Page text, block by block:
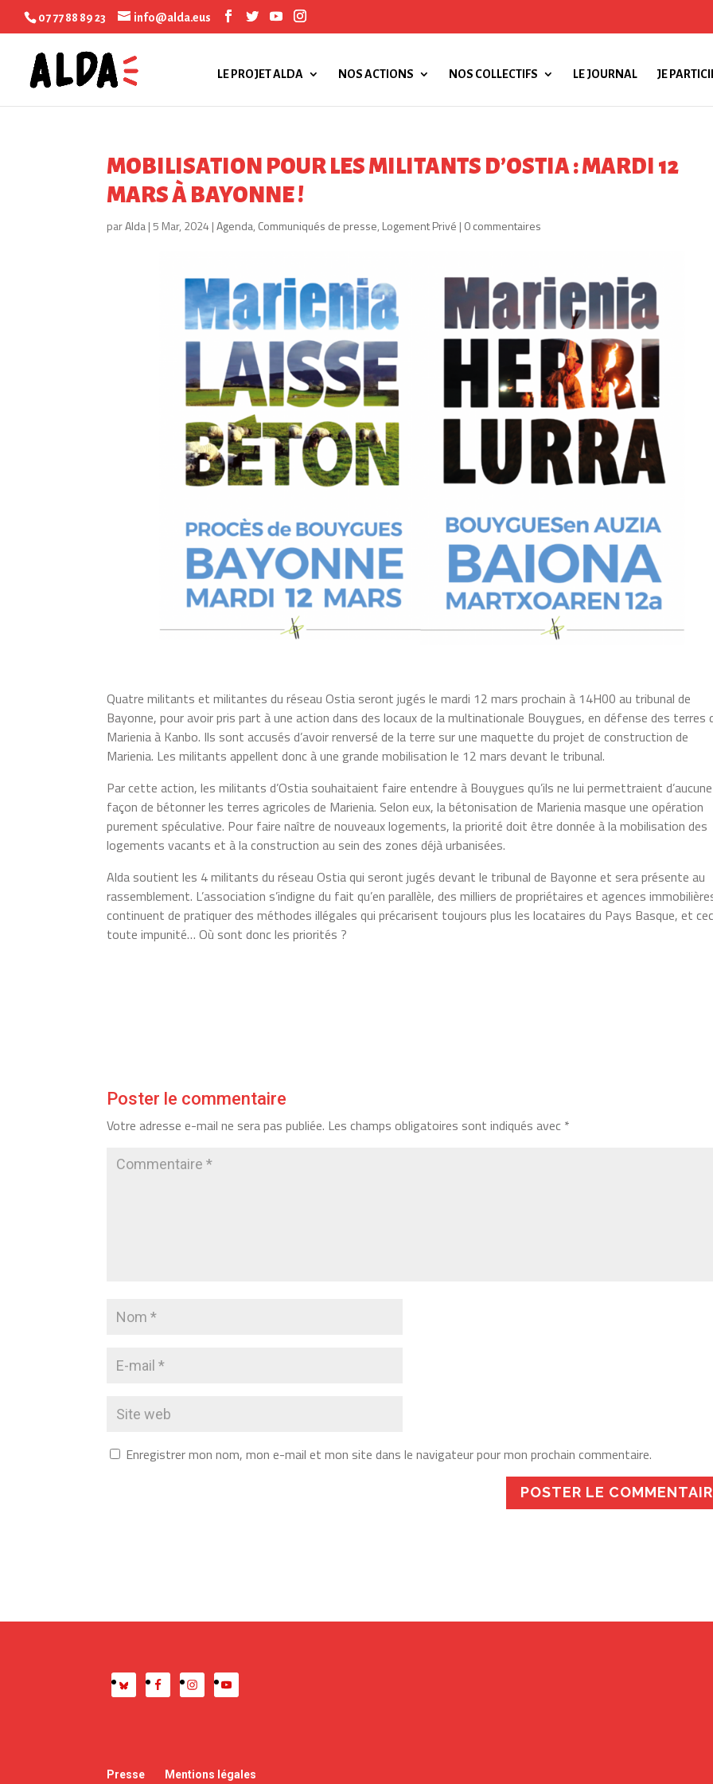
07 77 88 89 23 info@alda.eus
LE PROJET ALDA NOS ACTIONS NOS COLLECTIFS LE JOURNAL JE
MOBILISATION POUR LES MILITANTS D’OSTIA : MARDI 12
MARS À BAYONNE !
parAlda|5 Mar, 2024 |Agenda, Communiqués de presse, Logement Privé | 0 commentaires
Quatre militants et militantes du réseau Ostia seront jugés le mardi 12 mars prochain à 14H00 au tribunal de
Bayonne, pour avoir pris part à une action dans des locaux de la multinationale Bouygues, en défense des terres
Marienia à Kanbo. Ils sont accusés d’avoir renversé de la terre sur une maquette du projet de construction de
Marienia. Les militants appellent donc à une grande mobilisation le 12 mars devant le tribunal.
Par cette action, les militants d’Ostia souhaitaient faire entendre à Bouygues qu’ils ne lui permettraient d’aucune
façon de bétonner les terres agricoles de Marienia. Selon eux, la bétonisation de Marienia masque une opération
purement spéculative. Pour faire naître de nouveaux logements, la priorité doit être donnée à la mobilisation des
logements vacants et à la construction au sein des zones déjà urbanisées.
Alda soutient les 4 militants du réseau Ostia qui seront jugés devant le tribunal de Bayonne et sera présente au
rassemblement. L’association s’indigne du fait qu’en parallèle, des milliers de propriétaires et agences
continuent de pratiquer des méthodes illégales qui précarisent toujours plus les locataires du Pays Basque, et
toute impunité… Où sont donc les priorités ?
Poster le commentaire
Votre adresse e-mail ne sera pas publiée. Les champs obligatoires sont indiqués avec *
Enregistrer mon nom, mon e-mail et mon site dans le navigateur pour mon prochain commentaire.
Presse Mentions légales